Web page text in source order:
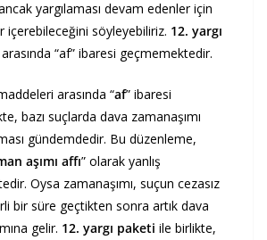
yargılaması devam edenler için
içerebileceğini söyleyebiliriz. 12. yargı
“af” ibaresi geçmemektedir.
arasında “af” ibaresi
bazı suçlarda dava zamanaşımı
gündemdedir. Bu düzenleme,
aşımı affı” olarak yanlış
Oysa zamanaşımı, suçun cezasız
bir süre geçtikten sonra artık dava
gelir. 12. yargı paketi ile birlikte,